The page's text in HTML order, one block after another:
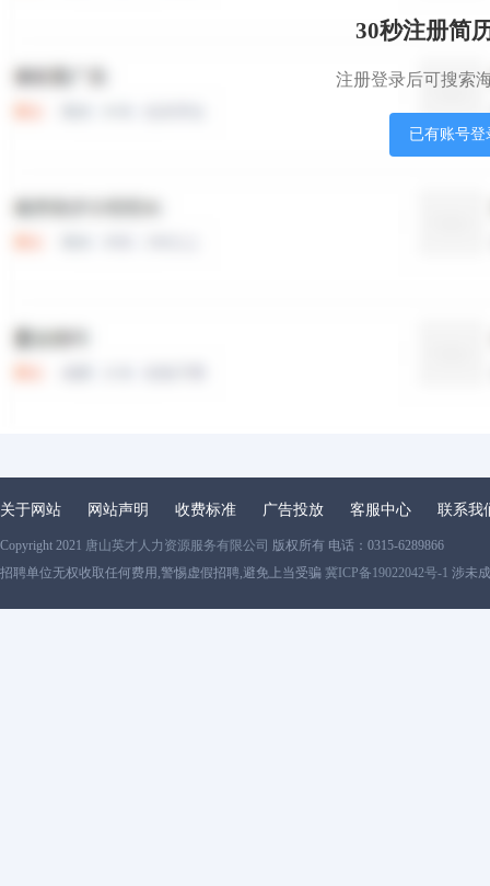
30秒注册简
注册登录后可搜索
已有账号登
关于网站 网站声明 收费标准 广告投放 客服中心 联系我
Copyright 2021 唐山英才人力资源服务有限公司 版权所有 电话：0315-6289866
招聘单位无权收取任何费用,警惕虚假招聘,避免上当受骗 冀ICP备19022042号-1 涉未